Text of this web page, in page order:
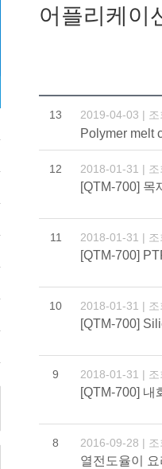
어플리케이
13 2019-04-03 |
Polymer melt
12 2018-01-31 |
[QTM-700] 목
11 2018-01-31 |
[QTM-700]
10 2018-01-31 |
[QTM-700]
9 2018-01-31 |
[QTM-700] 내
8 2016-09-28 |
열전도율이